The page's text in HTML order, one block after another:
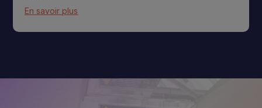
En savoir plus